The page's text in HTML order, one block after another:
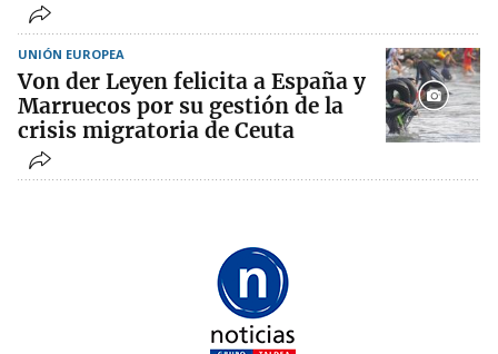
UNIÓN EUROPEA
Von der Leyen felicita a España y
Marruecos por su gestión de la
crisis migratoria de Ceuta